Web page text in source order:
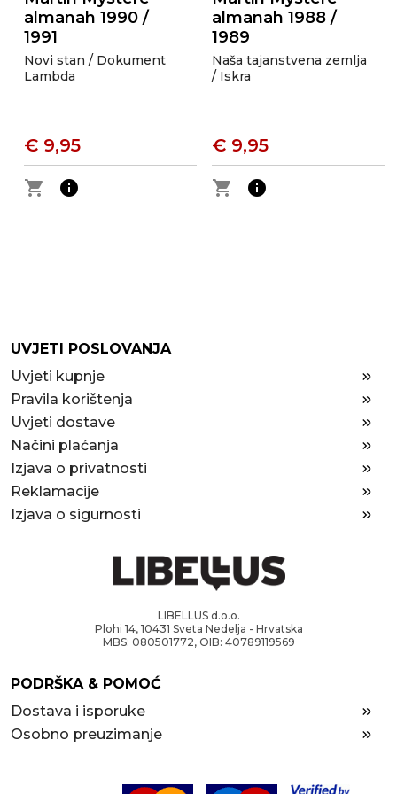
almanah 1990 /
1991
Novi stan / Dokument
Lambda
€ 9,95
shopping_cart
info
almanah 1988 /
1989
Naša tajanstvena zemlja
/ Iskra
€ 9,95
shopping_cart
info
UVJETI POSLOVANJA
Uvjeti kupnje
Pravila korištenja
Uvjeti dostave
Načini plaćanja
Izjava o privatnosti
Reklamacije
Izjava o sigurnosti
LIBELLUS d.o.o.
Plohi 14, 10431 Sveta Nedelja - Hrvatska
MBS: 080501772, OIB: 40789119569
PODRŠKA & POMOĆ
Dostava i isporuke
Osobno preuzimanje